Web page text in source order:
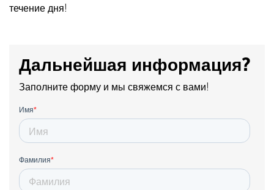
течение дня!
Дальнейшая информация?
Заполните форму и мы свяжемся с вами!